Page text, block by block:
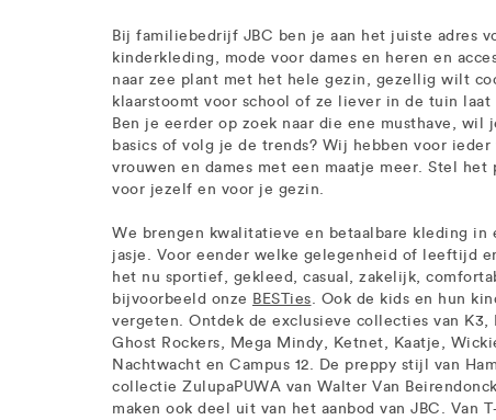
Bij familiebedrijf JBC ben je aan het juiste adres
kinderkleding, mode voor dames en heren en
naar zee plant met het hele gezin, gezellig wilt
klaarstoomt voor school of ze liever in de tuin
Ben je eerder op zoek naar die ene musthave,
basics of volg je de trends? Wij hebben voor
vrouwen en dames met een maatje meer. Stel het
voor jezelf en voor je gezin.
We brengen kwalitatieve en betaalbare kleding in
jasje. Voor eender welke gelegenheid of leeftijd
het nu sportief, gekleed, casual, zakelijk,
bijvoorbeeld onze BESTies. Ook de kids en hun
vergeten. Ontdek de exclusieve collecties van K3,
Ghost Rockers, Mega Mindy, Ketnet, Kaatje,
Nachtwacht en Campus 12. De preppy stijl van
collectie ZulupaPUWA van Walter Van
maken ook deel uit van het aanbod van JBC. Van